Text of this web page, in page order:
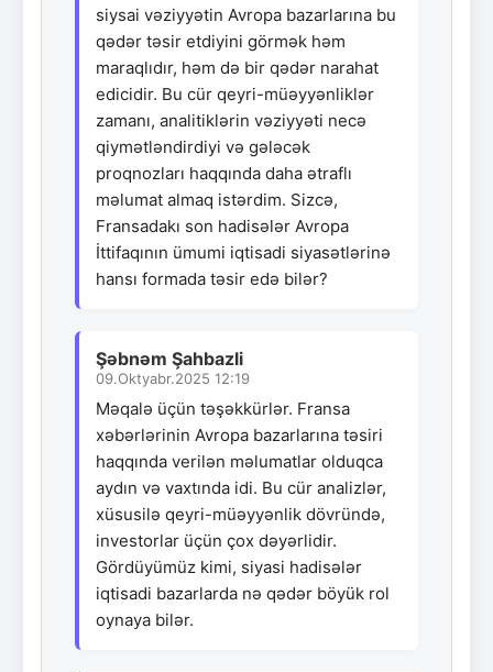
siysai vəziyyətin Avropa bazarlarına bu
qədər təsir etdiyini görmək həm
maraqlıdır, həm də bir qədər narahat
edicidir. Bu cür qeyri-müəyyənliklər
zamanı, analitiklərin vəziyyəti necə
qiymətləndirdiyi və gələcək
proqnozları haqqında daha ətraflı
məlumat almaq istərdim. Sizcə,
Fransadakı son hadisələr Avropa
İttifaqının ümumi iqtisadi siyasətlərinə
hansı formada təsir edə bilər?
Şəbnəm Şahbazli
09.Oktyabr.2025 12:19
Məqalə üçün təşəkkürlər. Fransa
xəbərlərinin Avropa bazarlarına təsiri
haqqında verilən məlumatlar olduqca
aydın və vaxtında idi. Bu cür analizlər,
xüsusilə qeyri-müəyyənlik dövründə,
investorlar üçün çox dəyərlidir.
Gördüyümüz kimi, siyasi hadisələr
iqtisadi bazarlarda nə qədər böyük rol
oynaya bilər.